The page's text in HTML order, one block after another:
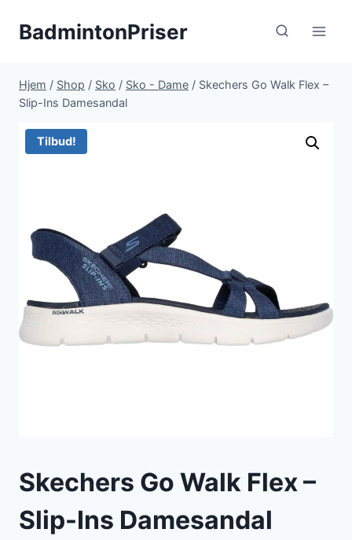
BadmintonPriser
Hjem / Shop / Sko / Sko - Dame / Skechers Go Walk Flex –
Slip-Ins Damesandal
Tilbud!
Skechers Go Walk Flex –
Slip-Ins Damesandal